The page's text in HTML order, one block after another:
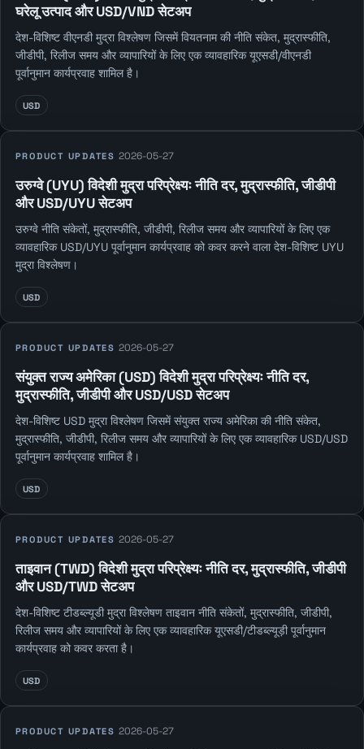
घरेलू उत्पाद और USD/VND सेटअप
देश-विशिष्ट वीएनडी मुद्रा विश्लेषण जिसमें वियतनाम की नीति संकेत, मुद्रास्फीति,
जीडीपी, रिलीज समय और व्यापारियों के लिए एक व्यावहारिक यूएसडी/वीएनडी
पूर्वानुमान कार्यप्रवाह शामिल है।
USD
PRODUCT UPDATES 2026-05-27
उरुग्वे (UYU) विदेशी मुद्रा परिप्रेक्ष्यः नीति दर, मुद्रास्फीति, जीडीपी
और USD/UYU सेटअप
उरुग्वे नीति संकेतों, मुद्रास्फीति, जीडीपी, रिलीज समय और व्यापारियों के लिए एक
व्यावहारिक USD/UYU पूर्वानुमान कार्यप्रवाह को कवर करने वाला देश-विशिष्ट UYU
मुद्रा विश्लेषण।
USD
PRODUCT UPDATES 2026-05-27
संयुक्त राज्य अमेरिका (USD) विदेशी मुद्रा परिप्रेक्ष्यः नीति दर,
मुद्रास्फीति, जीडीपी और USD/USD सेटअप
देश-विशिष्ट USD मुद्रा विश्लेषण जिसमें संयुक्त राज्य अमेरिका की नीति संकेत,
मुद्रास्फीति, जीडीपी, रिलीज समय और व्यापारियों के लिए एक व्यावहारिक USD/USD
पूर्वानुमान कार्यप्रवाह शामिल है।
USD
PRODUCT UPDATES 2026-05-27
ताइवान (TWD) विदेशी मुद्रा परिप्रेक्ष्यः नीति दर, मुद्रास्फीति, जीडीपी
और USD/TWD सेटअप
देश-विशिष्ट टीडब्ल्यूडी मुद्रा विश्लेषण ताइवान नीति संकेतों, मुद्रास्फीति, जीडीपी,
रिलीज समय और व्यापारियों के लिए एक व्यावहारिक यूएसडी/टीडब्ल्यूड़ी पूर्वानुमान
कार्यप्रवाह को कवर करता है।
USD
PRODUCT UPDATES 2026-05-27